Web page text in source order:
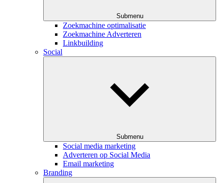
Submenu
Zoekmachine optimalisatie
Zoekmachine Adverteren
Linkbuilding
Social
Submenu
Social media marketing
Adverteren op Social Media
Email marketing
Branding